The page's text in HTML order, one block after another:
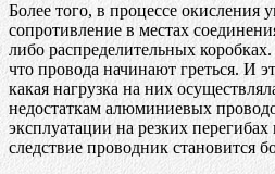
Более того, в процессе окисления
сопротивление в местах
либо распределительных
что провода начинают греться. И
какая нагрузка на них
недостаткам алюминиевых
эксплуатации на резких
следствие проводник становится